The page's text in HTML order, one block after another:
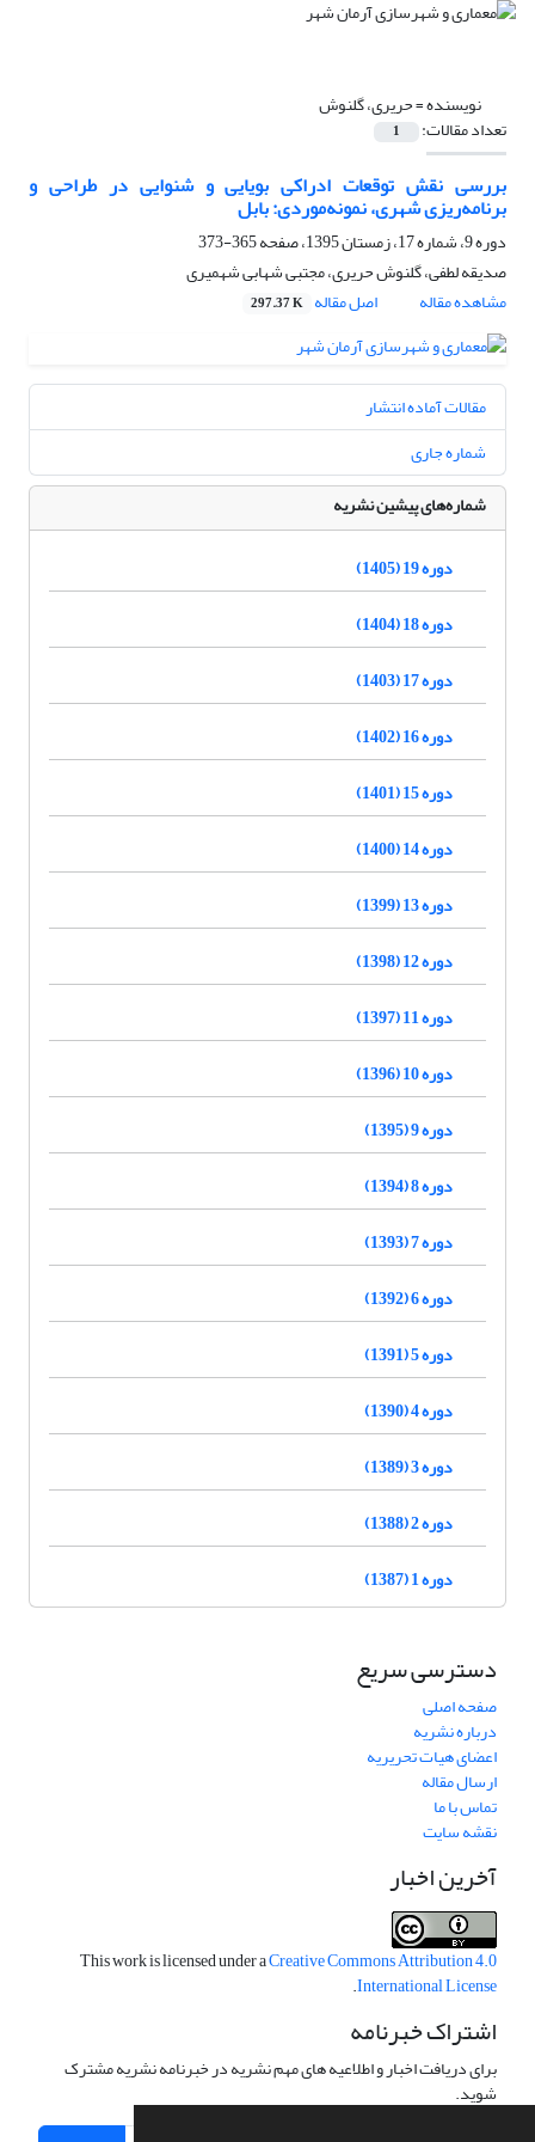
نویسنده =حریری، گلنوش
تعداد مقالات: 1
بررسی نقش توقعات ادراکی بویایی و شنوایی در طراحی و
برنامه‌ریزی شهری، نمونه‌موردی: بابل
دوره 9، شماره 17، زمستان 1395، صفحه
365-373
صدیقه لطفی، گلنوش حریری، مجتبی شهابی شهمیری
مشاهده مقاله
اصل مقاله 297.37 K
مقالات آماده انتشار
شماره جاری
شماره‌های پیشین نشریه
دوره 19 (1405)
دوره 18 (1404)
دوره 17 (1403)
دوره 16 (1402)
دوره 15 (1401)
دوره 14 (1400)
دوره 13 (1399)
دوره 12 (1398)
دوره 11 (1397)
دوره 10 (1396)
دوره 9 (1395)
دوره 8 (1394)
دوره 7 (1393)
دوره 6 (1392)
دوره 5 (1391)
دوره 4 (1390)
دوره 3 (1389)
دوره 2 (1388)
دوره 1 (1387)
دسترسی سریع
صفحه اصلی
درباره نشریه
اعضای هیات تحریریه
ارسال مقاله
تماس با ما
نقشه سایت
آخرین اخبار
This work is licensed under aCreative Commons Attribution 4.0
International License
.
اشتراک خبرنامه
برای دریافت اخبار و اطلاعیه های مهم نشریه در خبرنامه نشریه مشترک
شوید.